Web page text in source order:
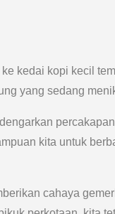
kedai kopi kecil
yang sedang
kita untuk
cahaya